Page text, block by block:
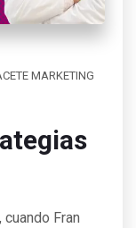
MARKETING
cuando Fran